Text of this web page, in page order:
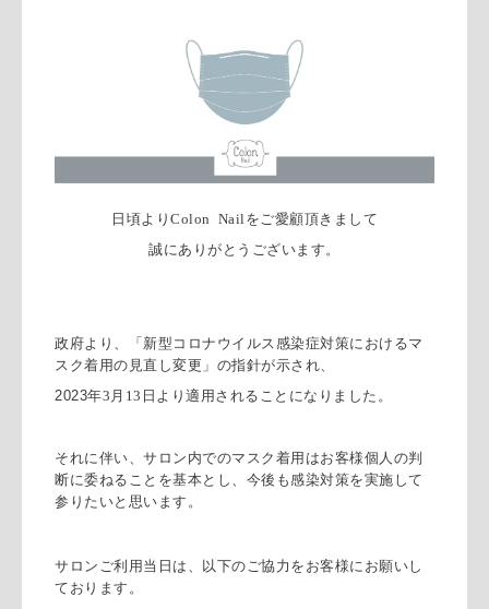
日頃より Colon Nail をご愛顧頂きまして
誠にありがとうございます。
政府より、「新型コロナウイルス感染症対策におけるマ
スク着用の見直し変更」の指針が示され、
2023年3 月 13 日より適用されることになりました。
それに伴い、サロン内でのマスク着用はお客様個人の判
断に委ねることを基本とし、今後も感染対策を実施して
参りたいと思います。
サロンご利用当日は、以下のご協力をお客様にお願いし
ております。